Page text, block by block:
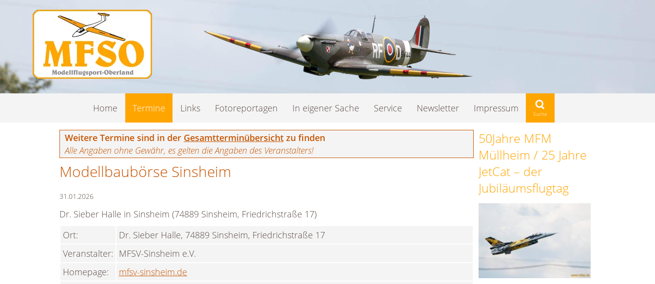
überspringen
Home Termine Links Fotoreportagen In eigener Sache Service Newsletter Impressum
Weitere Termine sind in der Gesamtterminübersicht zu finden
Alle Angaben ohne Gewähr, es gelten die Angaben des Veranstalters!
Modellbaubörse Sinsheim
31.01.2026
Dr. Sieber Halle in Sinsheim (74889 Sinsheim, Friedrichstraße 17)
Ort:
Dr. Sieber Halle, 74889 Sinsheim, Friedrichstraße 17
Veranstalter: MFSV-Sinsheim e.V.
Homepage:
mfsv-sinsheim.de
50Jahre MFM
Müllheim / 25 Jahre
JetCat – der
Jubiläumsflugtag